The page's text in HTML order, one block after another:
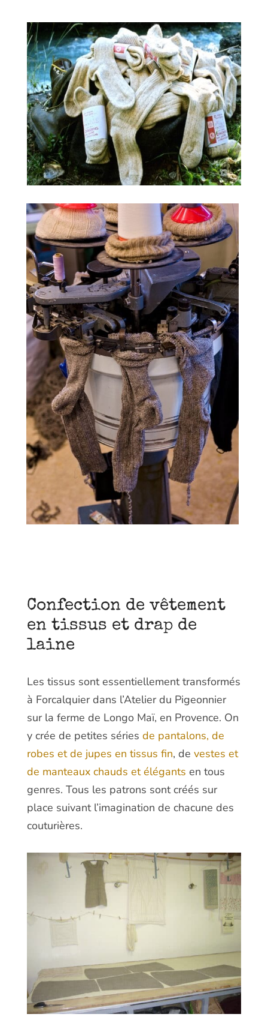
Confection de vêtement
en tissus et drap de
laine
Les tissus sont essentiellement transformés
à Forcalquier dans l’Atelier du Pigeonnier
sur la ferme de Longo Maï, en Provence. On
y crée de petites séries de pantalons, de
robes et de jupes en tissus fin, de vestes et
de manteaux chauds et élégants en tous
genres. Tous les patrons sont créés sur
place suivant l’imagination de chacune des
couturières.